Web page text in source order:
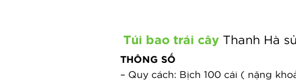
Túi bao trái cây Thanh Hà
THÔNG SỐ
– Quy cách: Bịch 100 cái ( nặng